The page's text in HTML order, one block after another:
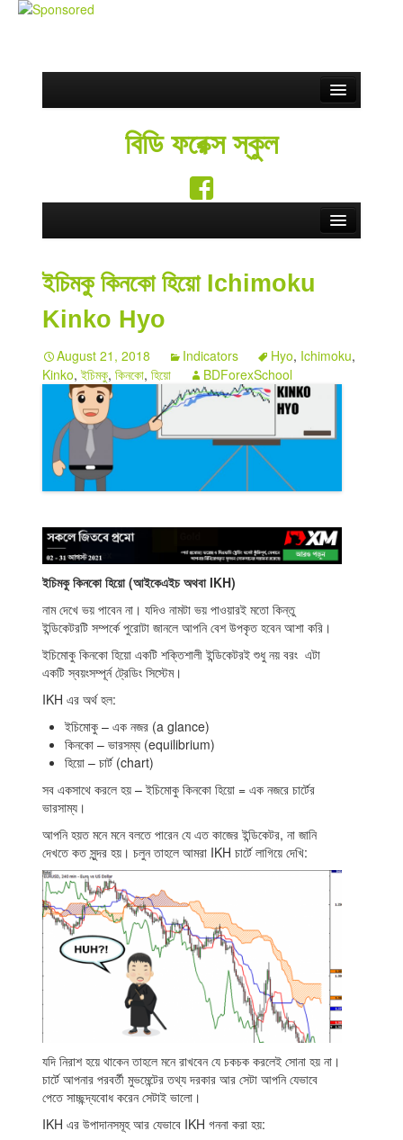
English
বিডি ফরেক্স স্কুল
Forex School
Forex Education
Forex Brokers
Forex Rebate
Indicators
Download
ইচিমকু কিনকো হিয়ো Ichimoku
Kinko Hyo
August 21, 2018 Indicators Hyo, Ichimoku,
Kinko,ইচিমকু,কিনকো,হিয়ো BDForexSchool
ইচিমকু কিনকো হিয়ো (আইকেএইচ অথবা IKH)
নাম দেখে ভয় পাবেন না। যদিও নামটা ভয় পাওয়ারই মতো কিন্তু
ইন্ডিকেটরটি সম্পর্কে পুরোটা জানলে আপনি বেশ উপকৃত হবেন আশা করি।
ইচিমোকু কিনকো হিয়ো একটি শক্তিশালী ইন্ডিকেটরই শুধু নয় বরং এটা
একটি স্বয়ংসম্পূর্ন ট্রেডিং সিস্টেম।
IKH এর অর্থ হল:
ইচিমোকু – এক নজর (a glance)
কিনকো – ভারসম্য (equilibrium)
হিয়ো – চার্ট (chart)
সব একসাথে করলে হয় – ইচিমোকু কিনকো হিয়ো = এক নজরে চার্টের
ভারসাম্য।
আপনি হয়ত মনে মনে বলতে পারেন যে এত কাজের ইন্ডিকেটর, না জানি
দেখতে কত সুন্দর হয়। চলুন তাহলে আমরা IKH চার্টে লাগিয়ে দেখি:
যদি নিরাশ হয়ে থাকেন তাহলে মনে রাখবেন যে চকচক করলেই সোনা হয় না।
চার্টে আপনার পরবর্তী মুভমেন্টের তথ্য দরকার আর সেটা আপনি যেভাবে
পেতে সাচ্ছন্দ্যবোধ করেন সেটাই ভালো।
IKH এর উপাদানসমূহ আর যেভাবে IKH গননা করা হয়: